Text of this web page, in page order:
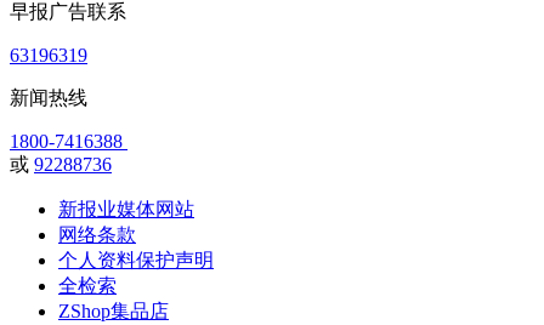
早报广告联系
63196319
新闻热线
1800-7416388
或 92288736
新报业媒体网站
网络条款
个人资料保护声明
全检索
ZShop集品店